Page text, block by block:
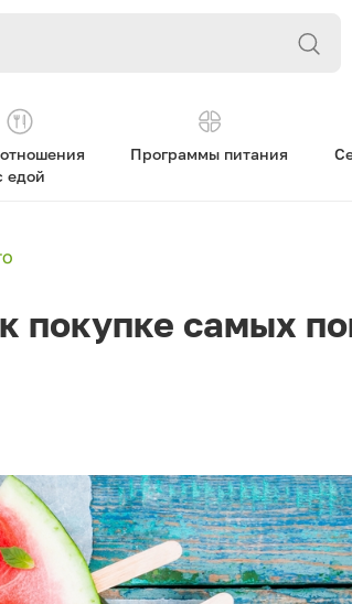
едой
Программы питания
покупке самых